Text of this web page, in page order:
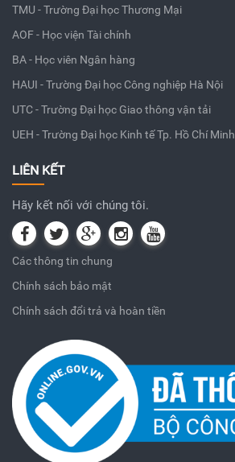
TMU - Trường Đại học Thương Mại
AOF - Học viện Tài chính
BA - Học viên Ngân hàng
HAUI - Trường Đại học Công nghiệp Hà Nội
UTC - Trường Đại học Giao thông vận tải
UEH - Trường Đại học Kinh tế Tp. Hồ Chí Minh
LIÊN KẾT
Hãy kết nối với chúng tôi.
Các thông tin chung
Chính sách bảo mật
Chính sách đổi trả và hoàn tiền